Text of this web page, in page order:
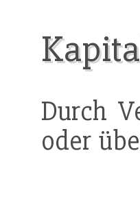
Durch
oder